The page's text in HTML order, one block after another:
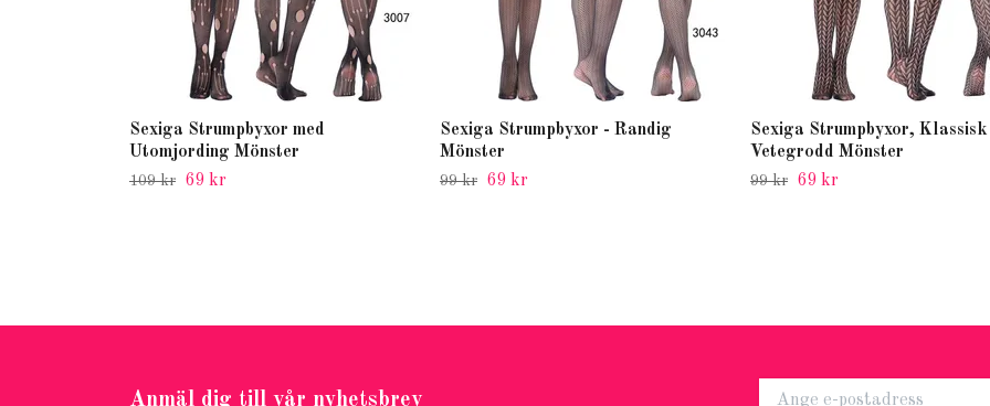
Sexiga Strumpbyxor med
Utomjording Mönster
109 kr 69 kr
Sexiga Strumpbyxor - Randig
Mönster
99 kr 69 kr
Sexiga Strumpbyxor, Klassisk
Vetegrodd Mönster
99 kr 69 kr
Anmäl dig till vår nyhetsbrev